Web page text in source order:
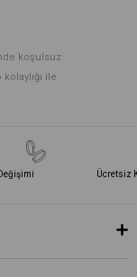
koşulsuz
ile.
Ücretsiz